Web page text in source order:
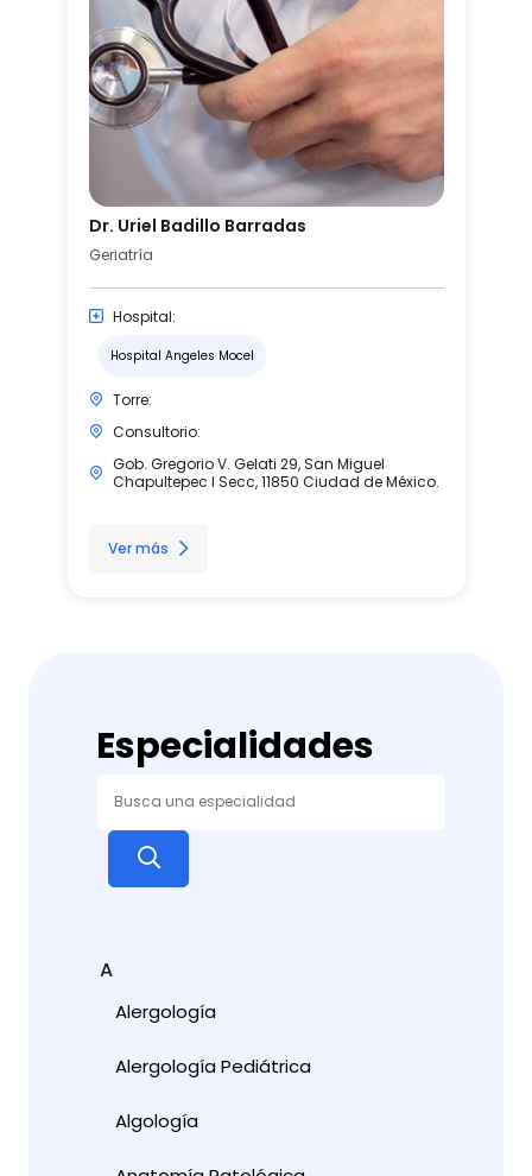
Dr. Uriel Badillo Barradas
Geriatría
Hospital:
Hospital Angeles Mocel
Torre:
Consultorio:
Gob. Gregorio V. Gelati 29, San Miguel
Chapultepec I Secc, 11850 Ciudad de México.
Ver más
Especialidades
A
Alergología
Alergología Pediátrica
Algología